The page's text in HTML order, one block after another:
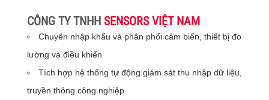
CÔNG TY TNHH SENSORS VIỆT NAM
Chuyên nhập khẩu và phân phối cảm biến, thiết bị đo
lường và điều khiển
Tích hợp hệ thống tự động giám sát thu nhập dữ liệu,
truyền thông công nghiệp